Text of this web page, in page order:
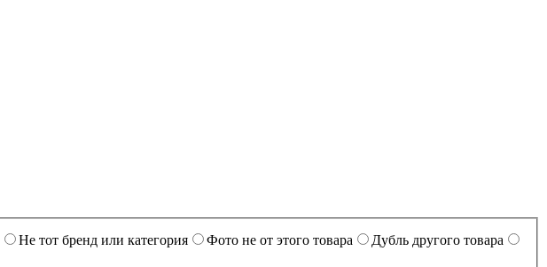
Не тот бренд или категория Фото не от этого товара
Дубль другого товара